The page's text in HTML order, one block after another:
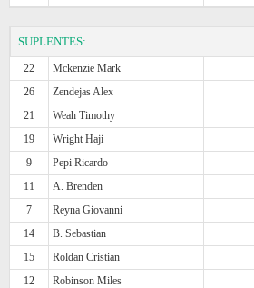
SUPLENTES:
22 Mckenzie Mark
26
Zendejas Alex
21
Weah Timothy
19
Wright Haji
9
Pepi Ricardo
11
A. Brenden
7
Reyna Giovanni
14
B. Sebastian
15
Roldan Cristian
12
Robinson Miles